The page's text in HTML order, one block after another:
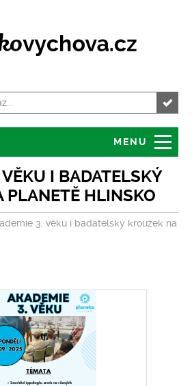
MENU
I BADATELSKÝ
PLANETĚ HLINSKO
3. věku i badatelský kroužek na